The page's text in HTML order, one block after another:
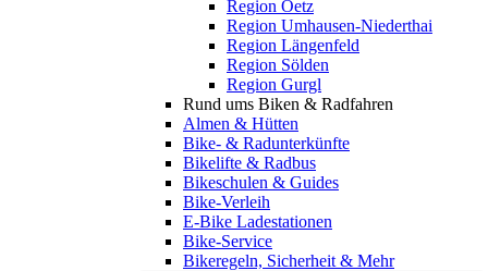
Region Oetz
Region Umhausen-Niederthai
Region Längenfeld
Region Sölden
Region Gurgl
Rund ums Biken & Radfahren
Almen & Hütten
Bike- & Radunterkünfte
Bikelifte & Radbus
Bikeschulen & Guides
Bike-Verleih
E-Bike Ladestationen
Bike-Service
Bikeregeln, Sicherheit & Mehr